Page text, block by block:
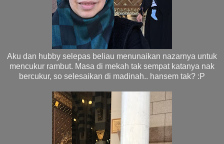
Aku dan hubby selepas beliau menunaikan nazarnya untuk
mencukur rambut. Masa di mekah tak sempat katanya nak
bercukur, so selesaikan di madinah.. hansem tak? :P